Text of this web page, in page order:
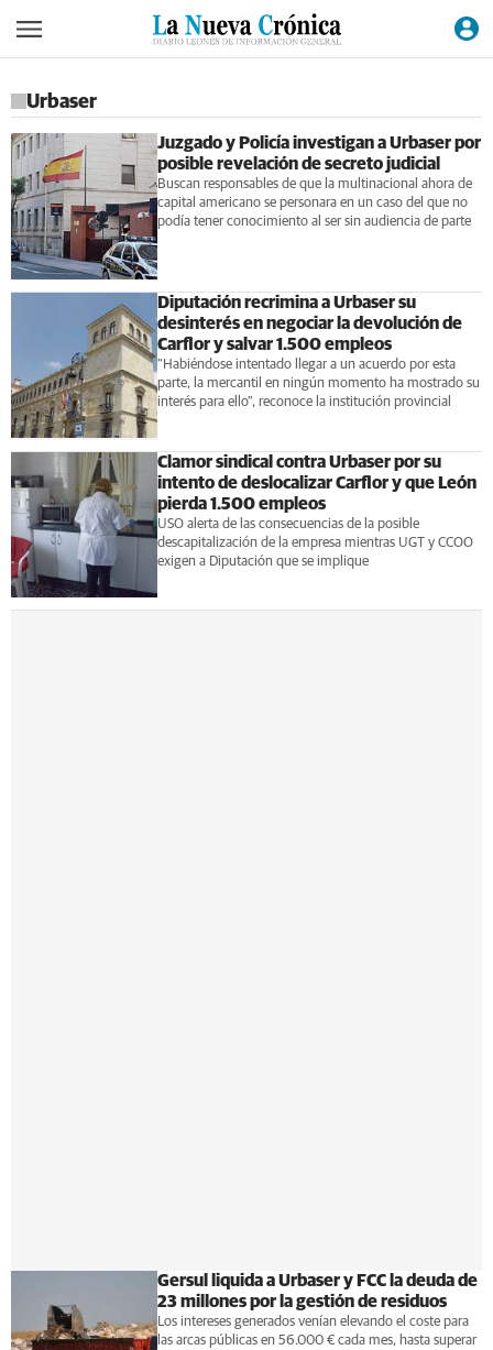
Urbaser
Juzgado y Policía investigan a Urbaser por
posible revelación de secreto judicial
Buscan responsables de que la multinacional ahora de
capital americano se personara en un caso del que no
podía tener conocimiento al ser sin audiencia de parte
Diputación recrimina a Urbaser su
desinterés en negociar la devolución de
Carflor y salvar 1.500 empleos
"Habiéndose intentado llegar a un acuerdo por esta
parte, la mercantil en ningún momento ha mostrado su
interés para ello", reconoce la institución provincial
Clamor sindical contra Urbaser por su
intento de deslocalizar Carflor y que León
pierda 1.500 empleos
USO alerta de las consecuencias de la posible
descapitalización de la empresa mientras UGT y CCOO
exigen a Diputación que se implique
Gersul liquida a Urbaser y FCC la deuda de
23 millones por la gestión de residuos
Los intereses generados venían elevando el coste para
las arcas públicas en 56.000 € cada mes, hasta superar